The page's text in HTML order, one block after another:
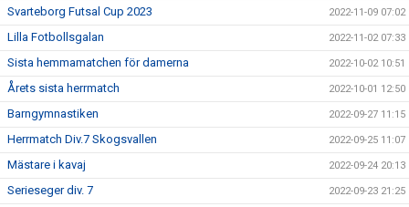
Svarteborg Futsal Cup 2023 2022-11-09 07:02
Lilla Fotbollsgalan 2022-11-02 07:33
Sista hemmamatchen för damerna 2022-10-02 10:51
Årets sista herrmatch 2022-10-01 12:50
Barngymnastiken 2022-09-27 11:15
Herrmatch Div.7 Skogsvallen 2022-09-25 11:07
Mästare i kavaj 2022-09-24 20:13
Serieseger div. 7 2022-09-23 21:25